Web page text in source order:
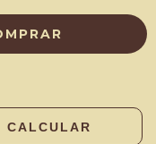
CALCULAR